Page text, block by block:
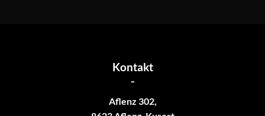
Kontakt
-
Aflenz 302,